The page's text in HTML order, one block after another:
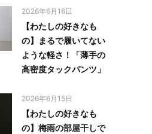
2026年6月16日
【わたしの好きなも
の】まるで履いてない
ような軽さ！「薄手の
高密度タックパンツ」
2026年6月15日
【わたしの好きなも
の】梅雨の部屋干しで